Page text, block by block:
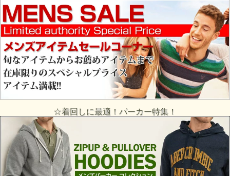
☆着回しに最適！パーカー特集！